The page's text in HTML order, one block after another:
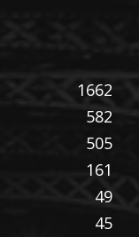
1662
582
505
161
49
45